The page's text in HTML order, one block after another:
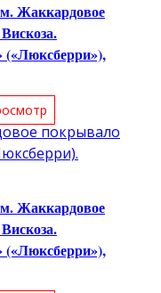
Жаккардовое
Жаккардовое